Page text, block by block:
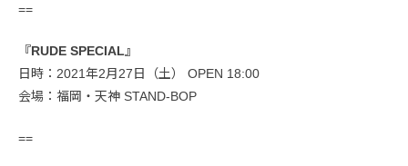
==
『RUDE SPECIAL』
日時：2021年2月27日（土） OPEN 18:00
会場：福岡・天神 STAND-BOP
==